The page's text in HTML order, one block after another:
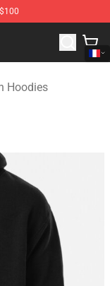
Merchandise Shop
Hoodies